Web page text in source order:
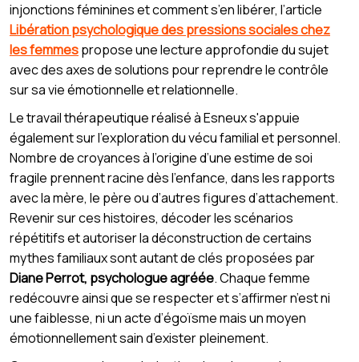
injonctions féminines et comment s’en libérer, l’article
Libération psychologique des pressions sociales chez
les femmespropose une lecture approfondie du sujet
avec des axes de solutions pour reprendre le contrôle
sur sa vie émotionnelle et relationnelle.
Le travail thérapeutique réalisé à Esneux s'appuie
également sur l’exploration du vécu familial et personnel.
Nombre de croyances à l’origine d’une estime de soi
fragile prennent racine dès l’enfance, dans les rapports
avec la mère, le père ou d’autres figures d’attachement.
Revenir sur ces histoires, décoder les scénarios
répétitifs et autoriser la déconstruction de certains
mythes familiaux sont autant de clés proposées par
Diane Perrot, psychologue agréée. Chaque femme
redécouvre ainsi que se respecter et s’affirmer n’est ni
une faiblesse, ni un acte d’égoïsme mais un moyen
émotionnellement sain d’exister pleinement.